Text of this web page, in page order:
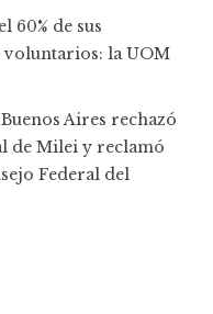
60% de sus
voluntarios: la UOM
Aires rechazó
de Milei y reclamó
Federal del